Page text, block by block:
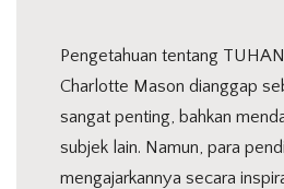
Pengetahuan tentang
Charlotte Mason dianggap
sangat penting, bahkan
subjek lain. Namun, para
mengajarkannya secara